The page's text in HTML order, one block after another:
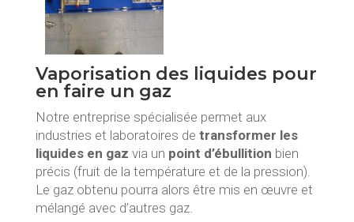
Vaporisation des liquides pour
en faire un gaz
Notre entreprise spécialisée permet aux
industries et laboratoires de transformer les
liquides en gaz via un point d’ébullition bien
précis (fruit de la température et de la pression).
Le gaz obtenu pourra alors être mis en œuvre et
mélangé avec d’autres gaz.